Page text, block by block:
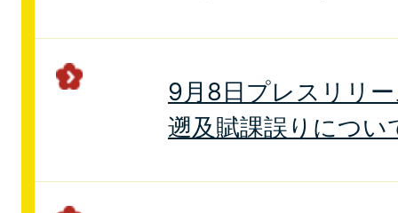
9月8日プレスリリ
遡及賦課誤りについ